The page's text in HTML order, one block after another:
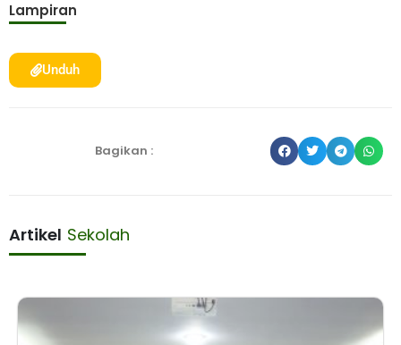
Lampiran
Unduh
Bagikan :
Artikel Sekolah